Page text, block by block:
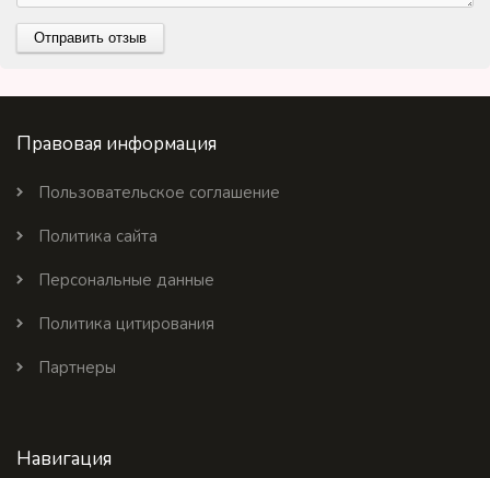
Правовая информация
Пользовательское соглашение
Политика сайта
Персональные данные
Политика цитирования
Партнеры
Навигация